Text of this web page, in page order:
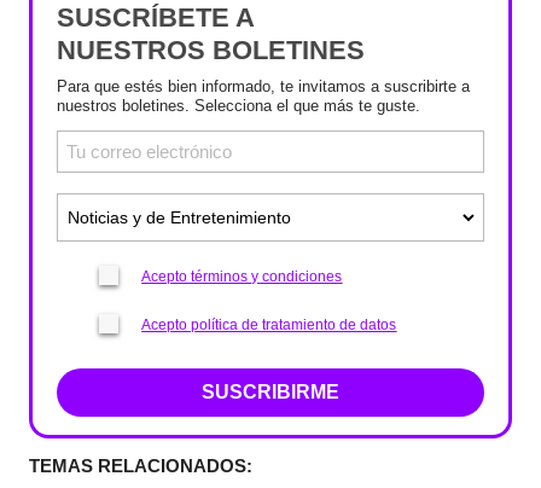
SUSCRÍBETE A
NUESTROS BOLETINES
Para que estés bien informado, te invitamos a suscribirte a
nuestros boletines. Selecciona el que más te guste.
Acepto términos y condiciones
Acepto política de tratamiento de datos
SUSCRIBIRME
TEMAS RELACIONADOS: